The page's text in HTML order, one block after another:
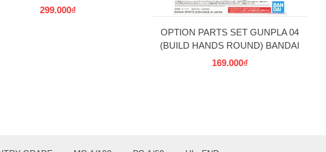
SELECT SERIES BANDAI
299.000₫
OPTION PARTS SET GUNPLA 04
(BUILD HANDS ROUND) BANDAI
169.000₫